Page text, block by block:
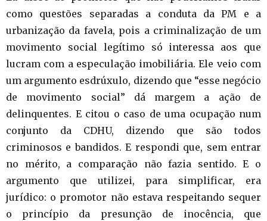
como questões separadas a conduta da PM e a
urbanização da favela, pois a criminalização de um
movimento social legítimo só interessa aos que
lucram com a especulação imobiliária. Ele veio com
um argumento esdrúxulo, dizendo que “esse negócio
de movimento social” dá margem a ação de
delinquentes. E citou o caso de uma ocupação num
conjunto da CDHU, dizendo que são todos
criminosos e bandidos. E respondi que, sem entrar
no mérito, a comparação não fazia sentido. E o
argumento que utilizei, para simplificar, era
jurídico: o promotor não estava respeitando sequer
o princípio da presunção de inocência, que